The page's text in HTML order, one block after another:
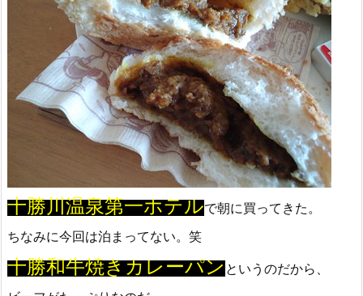
十勝川温泉第一ホテルで朝に買ってきた。
ちなみに今回は泊まってない。笑
十勝和牛焼きカレーパンというのだから、